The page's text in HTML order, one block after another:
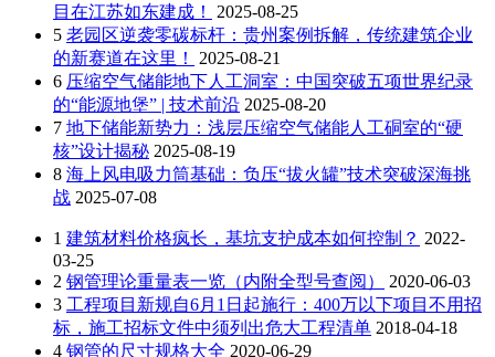
目在江苏如东建成！
2025-08-25
5 老园区逆袭零碳标杆：贵州案例拆解，传统建筑企业
的新赛道在这里！
2025-08-21
6 压缩空气储能地下人工洞室：中国突破五项世界纪录
的“能源地堡” | 技术前沿 2025-08-20
7 地下储能新势力：浅层压缩空气储能人工硐室的“硬
核”设计揭秘 2025-08-19
8 海上风电吸力筒基础：负压“拔火罐”技术突破深海挑
战 2025-07-08
1 建筑材料价格疯长，基坑支护成本如何控制？ 2022-
03-25
2 钢管理论重量表一览（内附全型号查阅）
2020-06-03
3 工程项目新规自6月1日起施行：400万以下项目不用招
标，施工招标文件中须列出危大工程清单 2018-04-18
4 钢管的尺寸规格大全 2020-06-29